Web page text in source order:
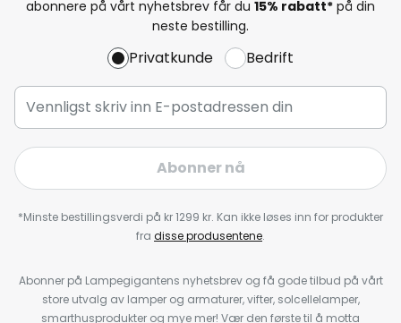
abonnere på vårt nyhetsbrev får du 15% rabatt* på din
neste bestilling.
Privatkunde Bedrift
Abonner nå
*Minste bestillingsverdi på kr 1299 kr. Kan ikke løses inn for produkter
fra disse produsentene.
Abonner på Lampegigantens nyhetsbrev og få gode tilbud på vårt
store utvalg av lamper og armaturer, vifter, solcellelamper,
smarthusprodukter og mye mer! Vær den første til å motta